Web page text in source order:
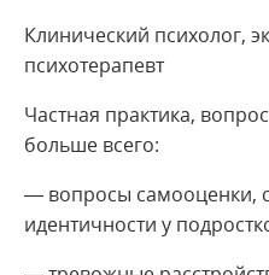
Клинический психолог,
психотерапевт
Частная практика,
больше всего:
— вопросы самооценки,
идентичности у